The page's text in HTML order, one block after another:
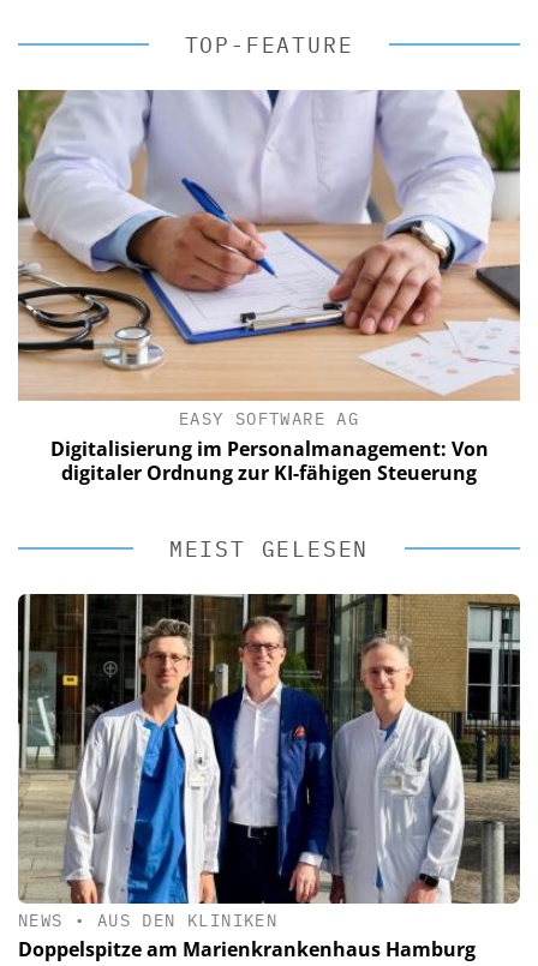
TOP-FEATURE
EASY SOFTWARE AG
Digitalisierung im Personalmanagement: Von
digitaler Ordnung zur KI-fähigen Steuerung
MEIST GELESEN
NEWS • AUS DEN KLINIKEN
Doppelspitze am Marienkrankenhaus Hamburg